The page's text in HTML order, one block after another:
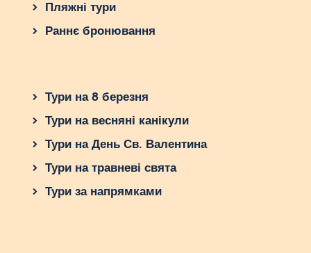
Пляжні тури
Раннє бронювання
Тури на 8 березня
Тури на весняні канікули
Тури на День Св. Валентина
Тури на травневі свята
Тури за напрямками